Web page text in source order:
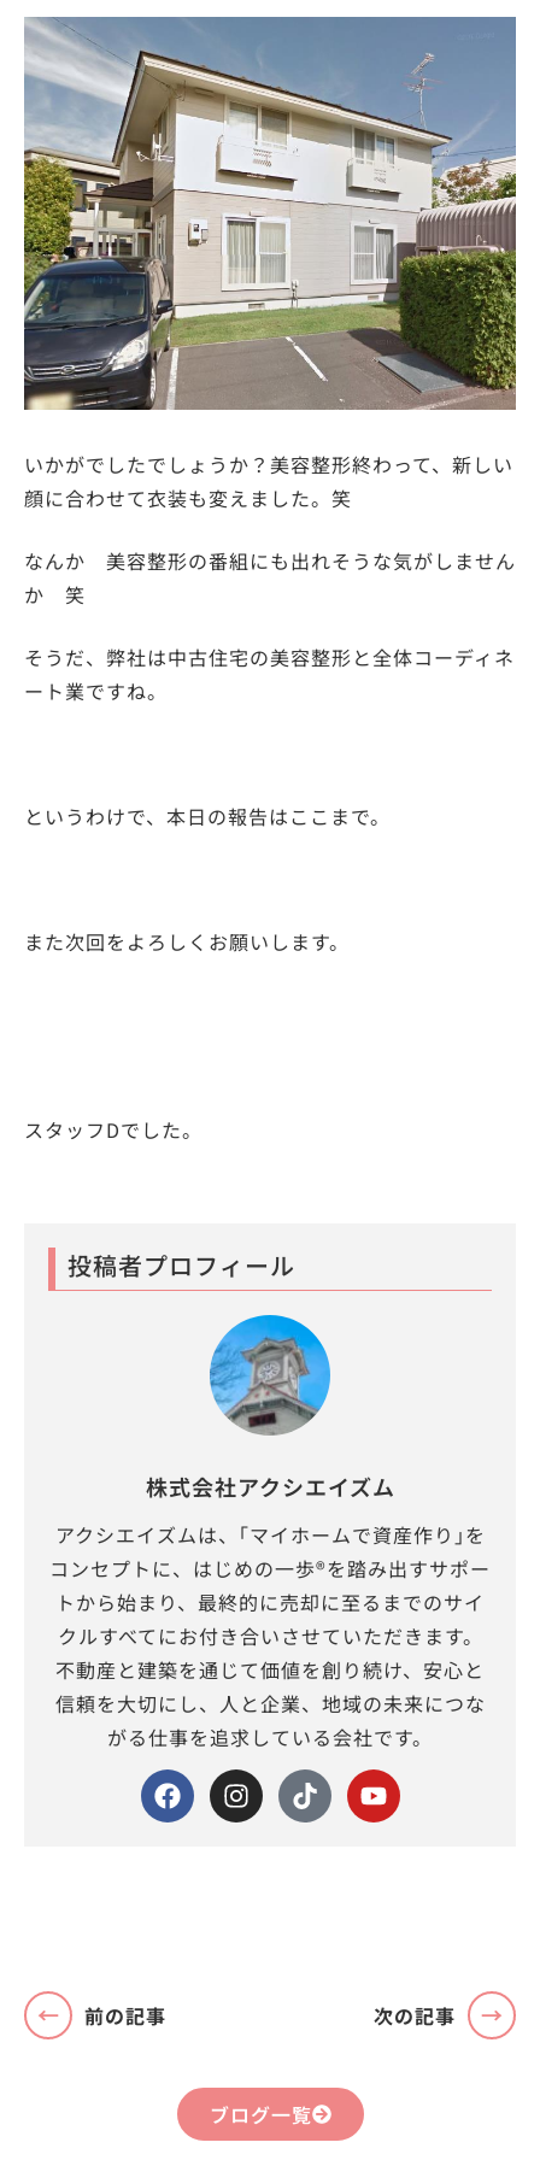
いかがでしたでしょうか？美容整形終わって、新しい
顔に合わせて衣装も変えました。笑
なんか 美容整形の番組にも出れそうな気がしません
か 笑
そうだ、弊社は中古住宅の美容整形と全体コーディネ
ート業ですね。
というわけで、本日の報告はここまで。
また次回をよろしくお願いします。
スタッフDでした。
投稿者プロフィール
株式会社アクシエイズム
アクシエイズムは、｢マイホームで資産作り｣を
コンセプトに、はじめの一歩®を踏み出すサポー
トから始まり、最終的に売却に至るまでのサイ
クルすべてにお付き合いさせていただきます。
不動産と建築を通じて価値を創り続け、安心と
信頼を大切にし、人と企業、地域の未来につな
がる仕事を追求している会社です。
前の記事 次の記事
ブログ一覧